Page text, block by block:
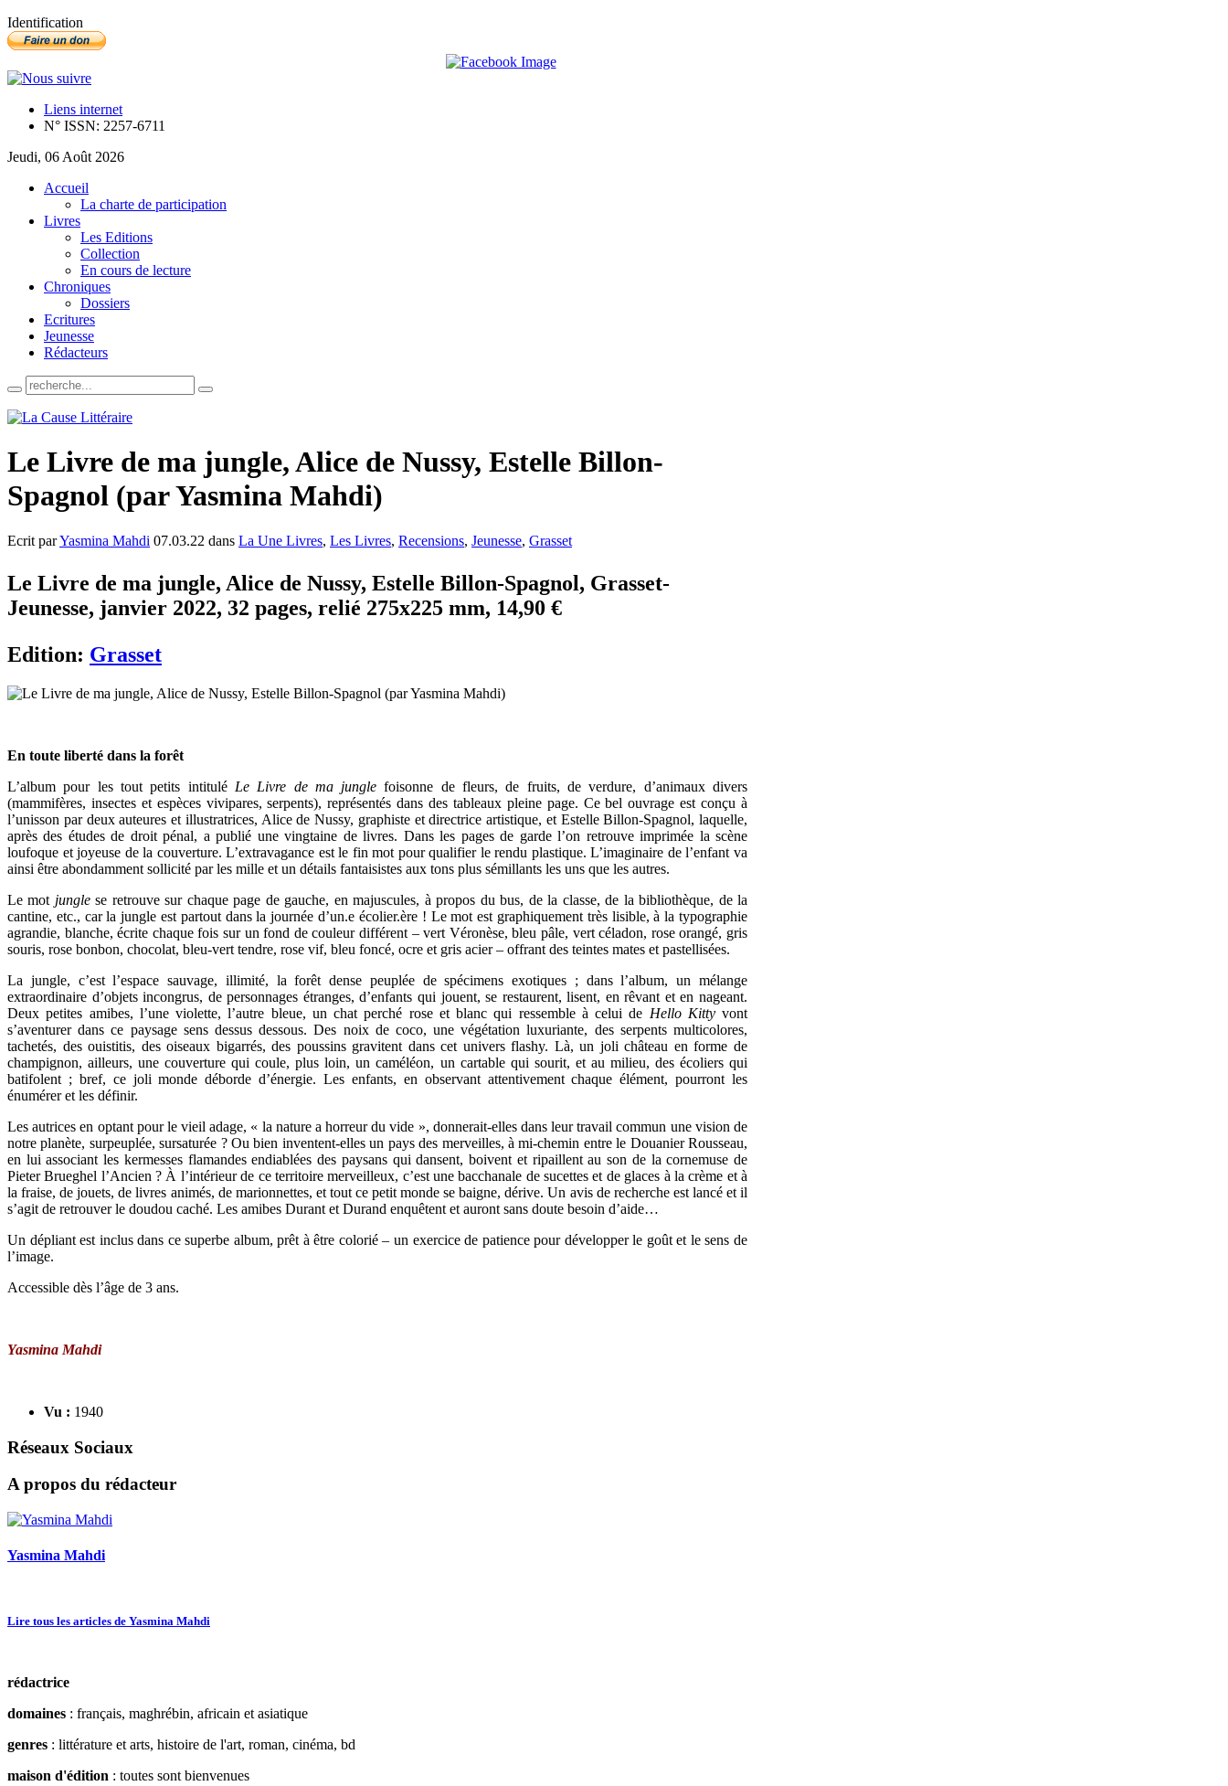
Identification
Liens internet
N° ISSN: 2257-6711
Jeudi, 06 Août 2026
Accueil
La charte de participation
Livres
Les Editions
Collection
En cours de lecture
Chroniques
Dossiers
Ecritures
Jeunesse
Rédacteurs
Le Livre de ma jungle, Alice de Nussy, Estelle Billon-
Spagnol (par Yasmina Mahdi)
Ecrit parYasmina Mahdi 07.03.22 dans La Une Livres, Les Livres, Recensions, Jeunesse, Grasset
Le Livre de ma jungle, Alice de Nussy, Estelle Billon-Spagnol, Grasset-
Jeunesse, janvier 2022, 32 pages, relié 275x225 mm, 14,90 €
Edition: Grasset
En toute liberté dans la forêt
L’album pour les tout petits intitulé Le Livre de ma jungle foisonne de fleurs, de fruits, de verdure, d’animaux divers
(mammifères, insectes et espèces vivipares, serpents), représentés dans des tableaux pleine page. Ce bel ouvrage est conçu à
l’unisson par deux auteures et illustratrices, Alice de Nussy, graphiste et directrice artistique, et Estelle Billon-Spagnol, laquelle,
après des études de droit pénal, a publié une vingtaine de livres. Dans les pages de garde l’on retrouve imprimée la scène
loufoque et joyeuse de la couverture. L’extravagance est le fin mot pour qualifier le rendu plastique. L’imaginaire de l’enfant va
ainsi être abondamment sollicité par les mille et un détails fantaisistes aux tons plus sémillants les uns que les autres.
Le mot junglese retrouve sur chaque page de gauche, en majuscules, à propos du bus, de la classe, de la bibliothèque, de la
cantine, etc., car la jungle est partout dans la journée d’un.e écolier.ère ! Le mot est graphiquement très lisible, à la typographie
agrandie, blanche, écrite chaque fois sur un fond de couleur différent – vert Véronèse, bleu pâle, vert céladon, rose orangé, gris
souris, rose bonbon, chocolat, bleu-vert tendre, rose vif, bleu foncé, ocre et gris acier – offrant des teintes mates et pastellisées.
La jungle, c’est l’espace sauvage, illimité, la forêt dense peuplée de spécimens exotiques ; dans l’album, un mélange
extraordinaire d’objets incongrus, de personnages étranges, d’enfants qui jouent, se restaurent, lisent, en rêvant et en nageant.
Deux petites amibes, l’une violette, l’autre bleue, un chat perché rose et blanc qui ressemble à celui de Hello Kitty vont
s’aventurer dans ce paysage sens dessus dessous. Des noix de coco, une végétation luxuriante, des serpents multicolores,
tachetés, des ouistitis, des oiseaux bigarrés, des poussins gravitent dans cet univers flashy. Là, un joli château en forme de
champignon, ailleurs, une couverture qui coule, plus loin, un caméléon, un cartable qui sourit, et au milieu, des écoliers qui
batifolent ; bref, ce joli monde déborde d’énergie. Les enfants, en observant attentivement chaque élément, pourront les
énumérer et les définir.
Les autrices en optant pour le vieil adage, « la nature a horreur du vide », donnerait-elles dans leur travail commun une vision de
notre planète, surpeuplée, sursaturée ? Ou bien inventent-elles un pays des merveilles, à mi-chemin entre le Douanier Rousseau,
en lui associant les kermesses flamandes endiablées des paysans qui dansent, boivent et ripaillent au son de la cornemuse de
Pieter Brueghel l’Ancien ? À l’intérieur de ce territoire merveilleux, c’est une bacchanale de sucettes et de glaces à la crème et à
la fraise, de jouets, de livres animés, de marionnettes, et tout ce petit monde se baigne, dérive. Un avis de recherche est lancé et il
s’agit de retrouver le doudou caché. Les amibes Durant et Durand enquêtent et auront sans doute besoin d’aide…
Un dépliant est inclus dans ce superbe album, prêt à être colorié – un exercice de patience pour développer le goût et le sens de
l’image.
Accessible dès l’âge de 3 ans.
Yasmina Mahdi
Vu : 1940
Réseaux Sociaux
A propos du rédacteur
Yasmina Mahdi
Lire tous les articles de Yasmina Mahdi
rédactrice
domaines : français, maghrébin, africain et asiatique
genres : littérature et arts, histoire de l'art, roman, cinéma, bd
maison d'édition : toutes sont bienvenues